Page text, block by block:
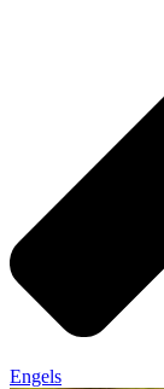
Engels